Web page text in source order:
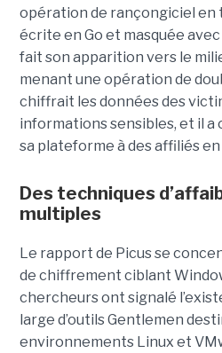
opération de rançongiciel en
écrite en Go et masquée
fait son apparition vers le
menant une opération de
chiffrait les données des
informations sensibles, et il a
sa plateforme à des affiliés
Des techniques
multiples
Le rapport de Picus se
de chiffrement ciblant
chercheurs ont signalé
large d’outils Gentlemen
environnements Linux et